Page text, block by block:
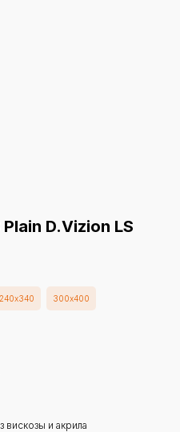
D.Vizion LS
240х340 300х400
вискозы и акрила